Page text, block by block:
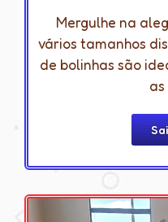
Mergulhe na
vários tamanhos
de bolinhas são